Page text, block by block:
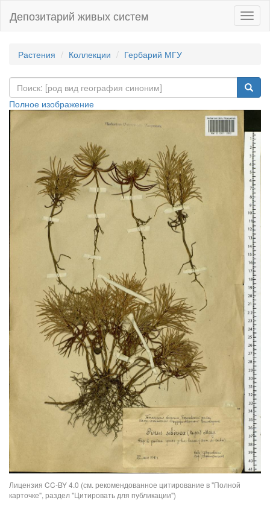
Депозитарий живых систем
Растения Коллекции Гербарий МГУ
Полное изображение
Лицензия CC-BY 4.0 (см. рекомендованное цитирование в "Полной
карточке", раздел "Цитировать для публикации")